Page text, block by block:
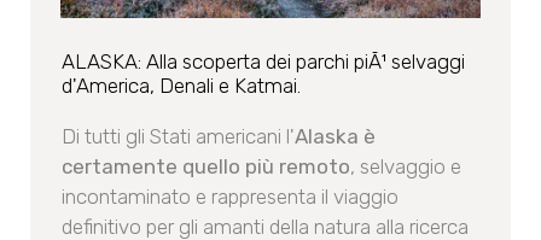
ALASKA: Alla scoperta dei parchi piÃ¹ selvaggi
d'America, Denali e Katmai.
Di tutti gli Stati americani l'Alaska è
certamente quello più remoto, selvaggio e
incontaminato e rappresenta il viaggio
definitivo per gli amanti della natura alla ricerca